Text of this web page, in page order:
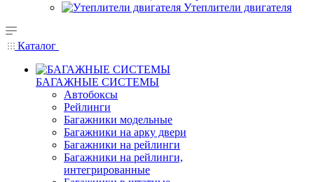
Утеплители двигателя
Каталог
БАГАЖНЫЕ СИСТЕМЫ
Автобоксы
Рейлинги
Багажники модельные
Багажники на арку двери
Багажники на рейлинги
Багажники на рейлинги,
интегрированные